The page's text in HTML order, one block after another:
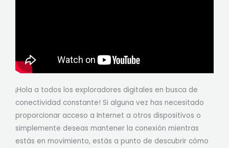
¡Hola a todos los exploradores digitales en busca de
conectividad constante! Si alguna vez has necesitado
proporcionar acceso a Internet a otros dispositivos o
simplemente deseas mantener la conexión mientras
estás en movimiento, estás a punto de descubrir cómo